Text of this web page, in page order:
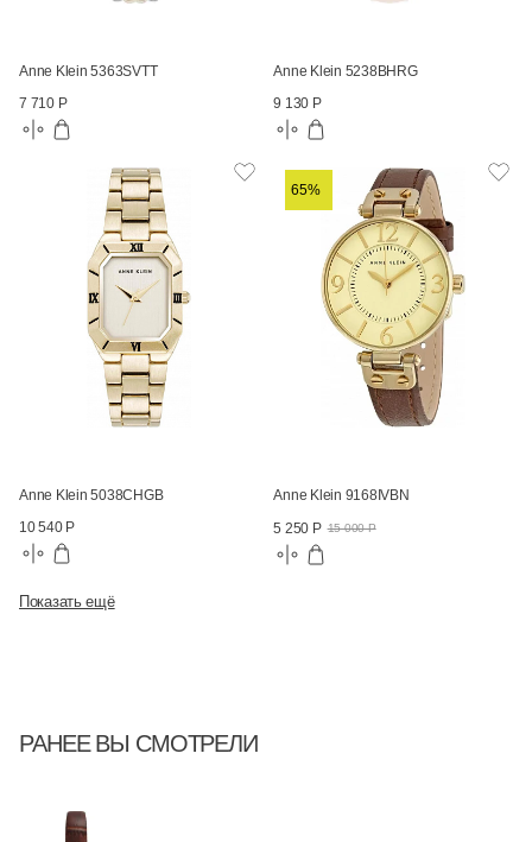
Anne Klein 5363SVTT
7 710 Р
Anne Klein 5238BHRG
9 130 Р
Anne Klein 5038CHGB
10 540 Р
65%
Anne Klein 9168IVBN
5 250 Р 15 000 Р
Показать ещё
РАНЕЕ ВЫ СМОТРЕЛИ